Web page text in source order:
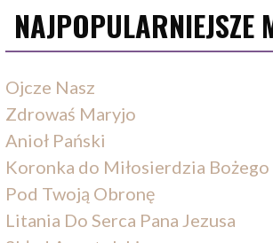
NAJPOPULARNIEJSZE
Ojcze Nasz
Zdrowaś Maryjo
Anioł Pański
Koronka do Miłosierdzia Bożego
Pod Twoją Obronę
Litania Do Serca Pana Jezusa